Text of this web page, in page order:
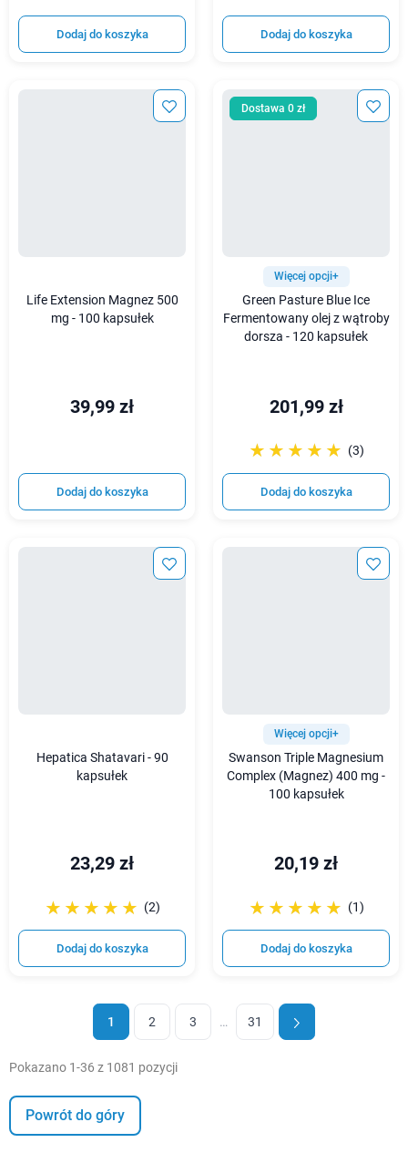
Dodaj do koszyka Dodaj do koszyka
Life Extension Magnez 500
mg - 100 kapsułek
39,99 zł
Dodaj do koszyka
Dostawa 0 zł
Więcej opcji+
Green Pasture Blue Ice
Fermentowany olej z wątroby
dorsza - 120 kapsułek
201,99 zł
☆☆☆☆☆
★★★★★ (3)
Dodaj do koszyka
Hepatica Shatavari - 90
kapsułek
23,29 zł
☆☆☆☆☆
★★★★★ (2)
Dodaj do koszyka
Więcej opcji+
Swanson Triple Magnesium
Complex (Magnez) 400 mg -
100 kapsułek
20,19 zł
☆☆☆☆☆
★★★★★ (1)
Dodaj do koszyka
1 2 3 … 31
Pokazano 1-36 z 1081 pozycji
Powrót do góry